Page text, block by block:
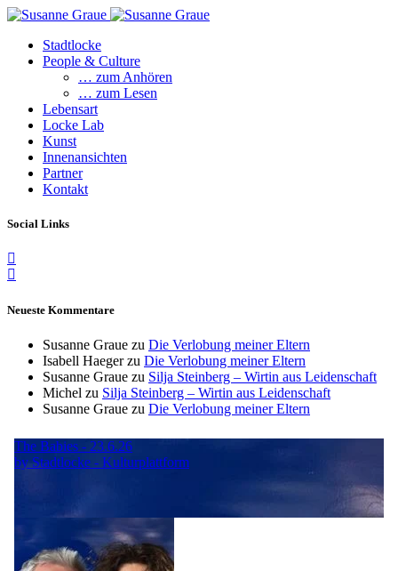
Stadtlocke
People & Culture
… zum Anhören
… zum Lesen
Lebensart
Locke Lab
Kunst
Innenansichten
Partner
Kontakt
Social Links
Neueste Kommentare
Susanne Graue zu Die Verlobung meiner Eltern
Isabell Haegerzu Die Verlobung meiner Eltern
Susanne Graue zu Silja Steinberg – Wirtin aus Leidenschaft
Michel zu Silja Steinberg – Wirtin aus Leidenschaft
Susanne Graue zu Die Verlobung meiner Eltern